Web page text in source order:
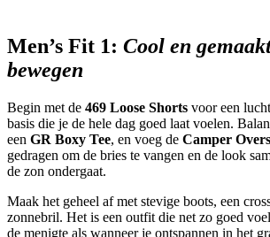
Men’s Fit 1: Cool en
bewegen
Begin met de 469 Loose Shorts voor een
basis die je de hele dag goed laat voelen.
een GR Boxy Tee, en voeg de Camper
gedragen om de bries te vangen en de look
de zon ondergaat.
Maak het geheel af met stevige boots, een
zonnebril. Het is een outfit die net zo goed
de menigte als wanneer je ontspannen in het